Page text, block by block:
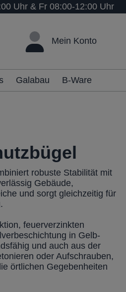
Uhr & Fr 08:00-12:00 Uhr
Mein Konto
Galabau B-Ware
robuste Stabilität mit
Gebäude,
und sorgt gleichzeitig für
feuerverzinkten
in Gelb-
und auch aus der
oder Aufschrauben,
örtlichen Gegebenheiten